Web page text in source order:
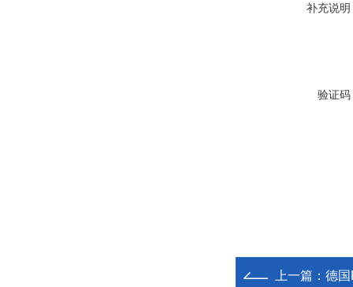
补充说明
验证码
上一篇： 德